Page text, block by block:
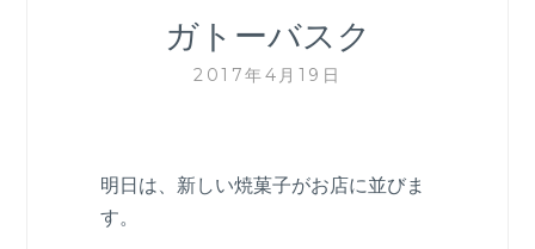
ガトーバスク
2017年4月19日
明日は、新しい焼菓子がお店に並びま
す。